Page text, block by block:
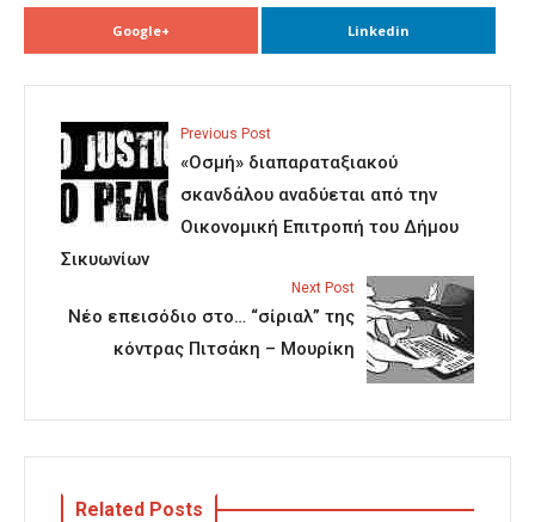
Google+ Linkedin
Previous Post
«Οσμή» διαπαραταξιακού
σκανδάλου αναδύεται από την
Οικονομική Επιτροπή του Δήμου
Σικυωνίων
Next Post
Νέο επεισόδιο στο… “σίριαλ” της
κόντρας Πιτσάκη – Μουρίκη
Related Posts